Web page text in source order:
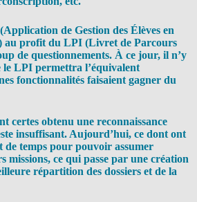
de Gestion des Élèves en
au profit du LPI (Livret de Parcours
de questionnements. À ce jour, il n’y
le LPI permettra l’équivalent
fonctionnalités faisaient gagner du
certes obtenu une reconnaissance
insuffisant. Aujourd’hui, ce dont ont
de temps pour pouvoir assumer
missions, ce qui passe par une création
répartition des dossiers et de la